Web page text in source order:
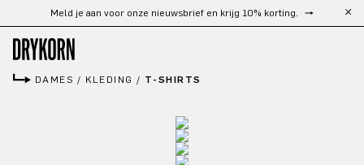
Ga naar de hoofdinhoud
Gratis verzending vanaf €300
DAMES / KLEDING / T-SHIRTS